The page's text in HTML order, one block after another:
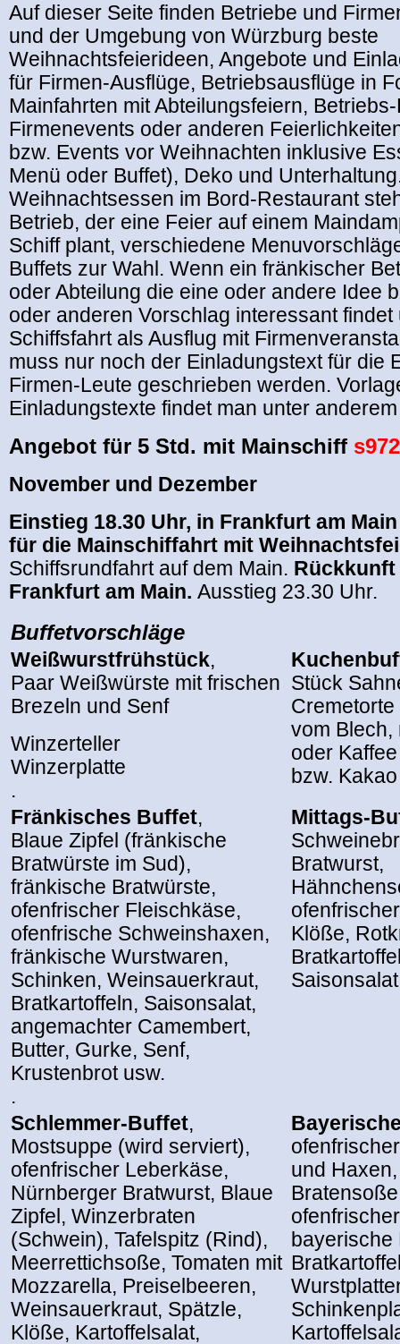
Auf dieser Seite finden Betriebe und
und der Umgebung von Würzburg beste
Weihnachtsfeierideen, Angebote und
für Firmen-Ausflüge, Betriebsausflüge in
Mainfahrten mit Abteilungsfeiern,
Firmenevents oder anderen
bzw. Events vor Weihnachten inklusive
Menü oder Buffet), Deko und
Weihnachtsessen im Bord-Restaurant
Betrieb, der eine Feier auf einem
Schiff plant, verschiedene
Buffets zur Wahl. Wenn ein fränkischer
oder Abteilung die eine oder andere Idee
oder anderen Vorschlag interessant
Schiffsfahrt als Ausflug mit
muss nur noch der Einladungstext für die
Firmen-Leute geschrieben werden.
Einladungstexte findet man unter
Angebot für 5 Std. mit Mainschiff
November und Dezember
Einstieg 18.30 Uhr, in Frankfurt am
für die Mainschiffahrt mit
Schiffsrundfahrt auf dem Main. Rückkunft
Frankfurt am Main. Ausstieg 23.30 Uhr.
Buffetvorschläge
Weißwurstfrühstück,
Paar Weißwürste mit frischen
Brezeln und Senf
Winzerteller
Winzerplatte
.
Stück
vom Blech,
oder
bzw. Kakao
Fränkisches Buffet,
Blaue Zipfel (fränkische
Bratwürste im Sud),
fränkische Bratwürste,
ofenfrischer Fleischkäse,
ofenfrische Schweinshaxen,
fränkische Wurstwaren,
Schinken, Weinsauerkraut,
Bratkartoffeln, Saisonsalat,
angemachter Camembert,
Butter, Gurke, Senf,
Krustenbrot usw.
.
Mittags-
Bratwurst,
Klöße,
Schlemmer-Buffet,
Mostsuppe (wird serviert),
ofenfrischer Leberkäse,
Nürnberger Bratwurst, Blaue
Zipfel, Winzerbraten
(Schwein), Tafelspitz (Rind),
Meerrettichsoße, Tomaten mit
Mozzarella, Preiselbeeren,
Weinsauerkraut, Spätzle,
Klöße, Kartoffelsalat,
und
bayerische